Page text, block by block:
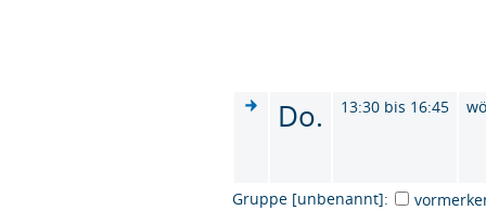
Do. 13:30 bis 16:45
Gruppe [unbenannt]: